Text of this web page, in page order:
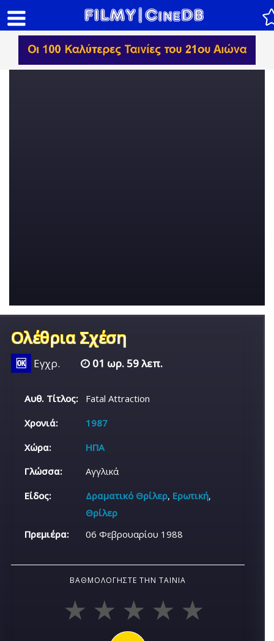
Ολέθρια Σχέση
🆗 Εγχρ. 01 ωρ. 59 λεπ.
Αυθ. Τίτλος:
Fatal Attraction
Χρονιά:
1987
Χώρα:
ΗΠΑ
Γλώσσα:
Αγγλικά
Είδος:
Δραματικό Θρίλερ, Ερωτική,
Θρίλερ
Πρεμιέρα:
06 Φεβρουαρίου 1988
ΒΑΘΜΟΛΟΓΉΣΤΕ ΤΗΝ ΤΑΙΝΊΑ